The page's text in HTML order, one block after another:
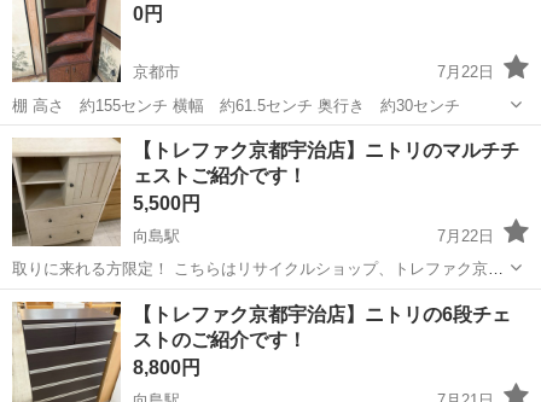
してお使いく...
0円
京都市
7月22日
棚 高さ 約155センチ 横幅 約61.5センチ 奥行き 約30センチ
京都 京都市 収納家具 奥行き
【トレファク京都宇治店】ニトリのマルチチ
ェストご紹介です！
5,500円
向島駅
7月22日
取りに来れる方限定！ こちらはリサイクルショップ、トレファク京都
宇治店からの出品です。 ●商品情報 アイテム名:マルチチェスト ブラ
ンド:ニトリ サイズ：幅約58cm×奥行き約35cm×高さ約92cm 状...
京都 京都市 向島駅 収納家具 マルチチェスト
【トレファク京都宇治店】ニトリの6段チェ
ストのご紹介です！
8,800円